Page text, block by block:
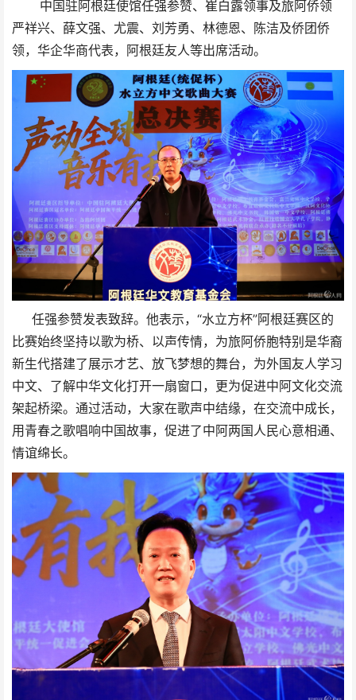
中国驻阿根廷使馆任强参赞、崔白露领事及旅阿侨领
严祥兴、薛文强、尤震、刘芳勇、林德恩、 陈洁及侨团侨
领，华企华商代表，阿根廷友人等出席活动。
任强参赞发表致辞。他表示，“水立方杯”阿根廷赛区的
比赛始终坚持以歌为桥、以声传情，为旅阿侨胞特别是华裔
新生代搭建了展示才艺、放飞梦想的舞台，为外国友人学习
中文、了解中华文化打开一扇窗口，更为促进中阿文化交流
架起桥梁。通过活动，大家在歌声中结缘，在交流中成长，
用青春之歌唱响中国故事，促进了中阿两国人民心意相通、
情谊绵长。